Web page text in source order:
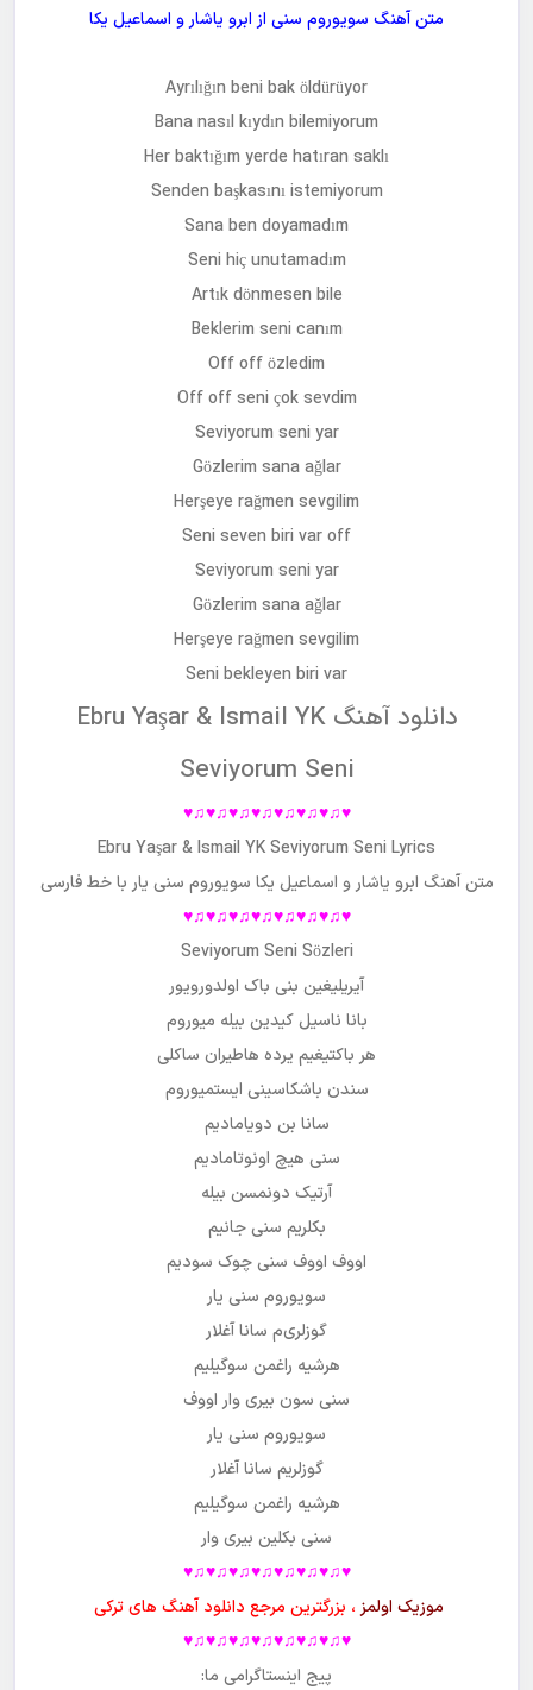
متن آهنگ سویوروم سنی از ابرو یاشار و اسماعیل یکا
Ayrılığın beni bak öldürüyor
Bana nasıl kıydın bilemiyorum
Her baktığım yerde hatıran saklı
Senden başkasını istemiyorum
Sana ben doyamadım
Seni hiç unutamadım
Artık dönmesen bile
Beklerim seni canım
Off off özledim
Off off seni çok sevdim
Seviyorum seni yar
Gözlerim sana ağlar
Herşeye rağmen sevgilim
Seni seven biri var off
Seviyorum seni yar
Gözlerim sana ağlar
Herşeye rağmen sevgilim
Seni bekleyen biri var
دانلود آهنگ Ebru Yaşar & Ismail YK
Seviyorum Seni
♥♫♥♫♥♫♥♫♥♫♥♫♥♫♥
Ebru Yaşar & Ismail YK Seviyorum Seni Lyrics
متن آهنگ ابرو یاشار و اسماعیل یکا سویوروم سنی یار با خط فارسی
♥♫♥♫♥♫♥♫♥♫♥♫♥♫♥
Seviyorum Seni Sözleri
آیریلیغین بنی باک اولدورویور
بانا ناسیل کیدین بیله میوروم
هر باکتیغیم یرده هاطیران ساکلی
سندن باشکاسینی ایستمیوروم
سانا بن دویامادیم
سنی هیچ اونوتامادیم
آرتیک دونمسن بیله
بکلریم سنی جانیم
اووف اووف سنی چوک سودیم
سویوروم سنی یار
گوزلریم سانا آغلار
هرشیه راغمن سوگیلیم
سنی سون بیری وار اووف
سویوروم سنی یار
گوزلریم سانا آغلار
هرشیه راغمن سوگیلیم
سنی بکلین بیری وار
♥♫♥♫♥♫♥♫♥♫♥♫♥♫♥
موزیک اولمز ، بزرگترین مرجع دانلود آهنگ های ترکی
♥♫♥♫♥♫♥♫♥♫♥♫♥♫♥
پیج اینستاگرامی ما: